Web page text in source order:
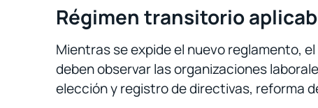
Régimen transitorio
Mientras se expide el nuevo reglamento,
deben observar las organizaciones
elección y registro de directivas, reforma